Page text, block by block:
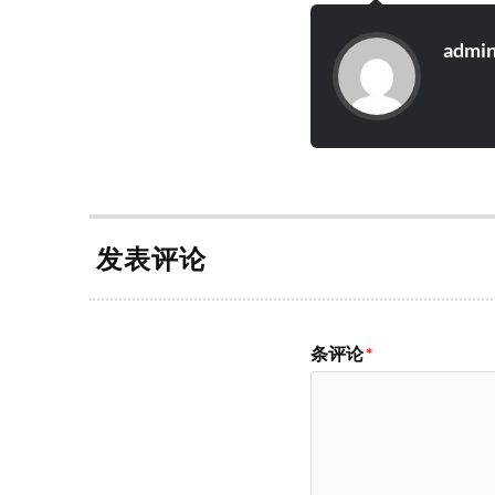
发表评论
条评论*